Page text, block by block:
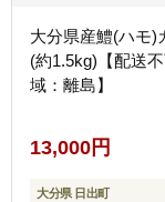
大分県産鱧(ハモ)
(約1.5kg)【配送
域：離島】
13,000円
大分県 日出町